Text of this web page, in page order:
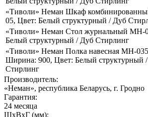
«Тиволи» Неман Шкаф
05, Цвет: Белый структурный / Дуб
«Тиволи» Неман Стол журнальный МН-
Белый структурный / Дуб Стирлинг
«Тиволи» Неман Полка навесная МН-
Ширина: 900, Цвет: Белый структурный
Стирлинг
Производитель:
«Неман», республика Беларусь, г. Гродно
Гарантия:
24 месяца
ШхВхГ (мм):